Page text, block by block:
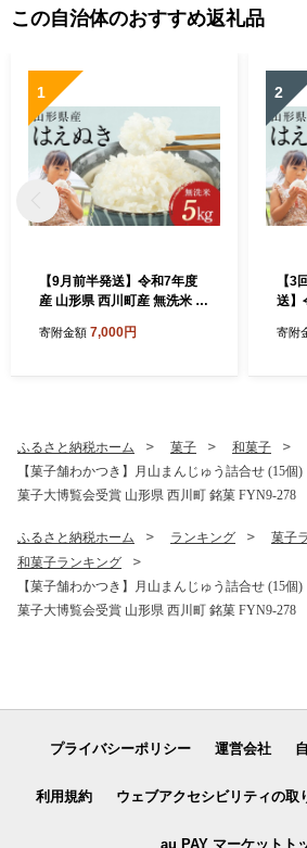
この自治体のおすすめ返礼品
1
【9月前半発送】令和7年度
産 山形県 西川町産 無洗米 は
ブランド米 ごはん ご飯 節水
寄附金額 7,000円
2
【3
送】
ヶ月
寄附
ふるさと納税ホーム 菓子
和菓子
【菓子舗わかつき】月山まんじゅう詰合せ (15個
菓子大博覧会受賞 山形県 西川町 銘菓 FYN9-278
ふるさと納税ホーム ランキング
菓子
和菓子ランキング
【菓子舗わかつき】月山まんじゅう詰合せ (15個
菓子大博覧会受賞 山形県 西川町 銘菓 FYN9-278
プライバシーポリシー 運営会社
利用規約 ウェブアクセシビリティの取
au PAY マーケットト